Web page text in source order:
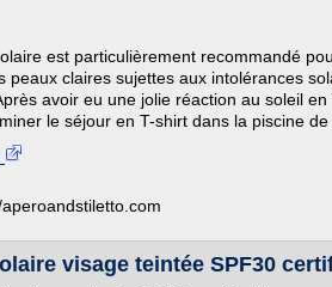
est particulièrement recommandé
peaux claires sujettes aux intolérances
avoir eu une jolie réaction au soleil
le séjour en T-shirt dans la piscine de
visage teintée SPF30